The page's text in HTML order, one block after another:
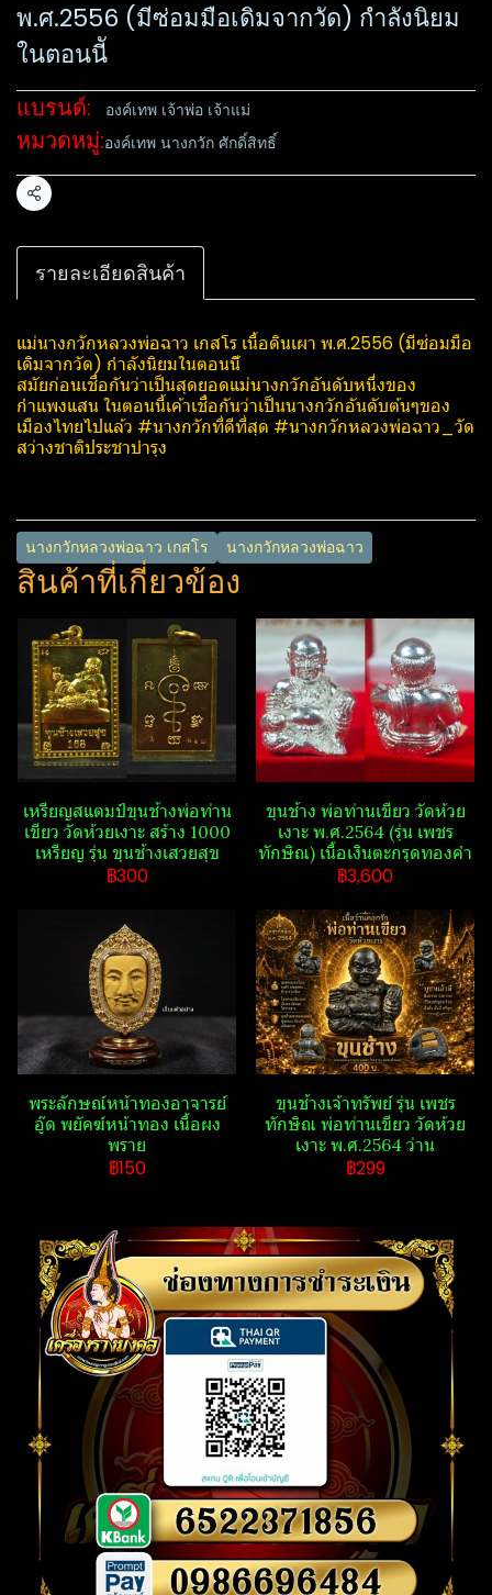
พ.ศ.2556 (มีซ่อมมือเดิมจากวัด) กำลังนิยม
ในตอนนีั
แบรนด์: องค์เทพ เจ้าพ่อ เจ้าแม่
หมวดหมู่:องค์เทพ นางกวัก ศักดิ์สิทธิ์
แชร์
รายละเอียดสินค้า
แม่นางกวักหลวงพ่อฉาว เก​สโร​ เนื้อดินเผา พ.ศ.2556 (มีซ่อมมือ
เดิมจากวัด) กำลังนิยมในตอนนีั
สมัยก่อนเชื่อกันว่าเป็นสุดยอดแม่นางกวักอันดับหนึ่งของ
กำแพงแสน ในตอนนี้เค้าเชื่อกันว่าเป็นนางกวักอันดับต้นๆของ
เมืองไทยไปแล้ว #นางกวักที่ดีที่สุด #นางกวักหลวงพ่อฉาว_วัด
สว่างชาติประชาบำรุง
นางกวักหลวงพ่อฉาว เก​สโร​ นางกวักหลวงพ่อฉาว
สินค้าที่เกี่ยวข้อง
เหรียญสแตมป์​ขุนช้างพ่อท่าน
เขียว วัดห้วยเงาะ สร้าง 1000
เหรียญ รุ่น ขุนช้างเสวยสุข​
฿300
ขุนช้าง พ่อท่านเขียว วัดห้วย
เงาะ พ.ศ.2564 (รุ่น เพชร
ทักษิณ​) เนื้อเงินตะกรุดทองคำ
฿3,600
พระลักษณ์​หน้าทองอาจารย์​
อู๊ด​ พยัคฆ์​หน้า​ทอง​ เนื้อผง
พราย
฿150
ขุนช้างเจ้าทรัพย์ รุ่น เพชร
ทักษิณ พ่อท่านเขียว วัดห้วย
เงาะ พ.ศ.2564 ว่าน
฿299